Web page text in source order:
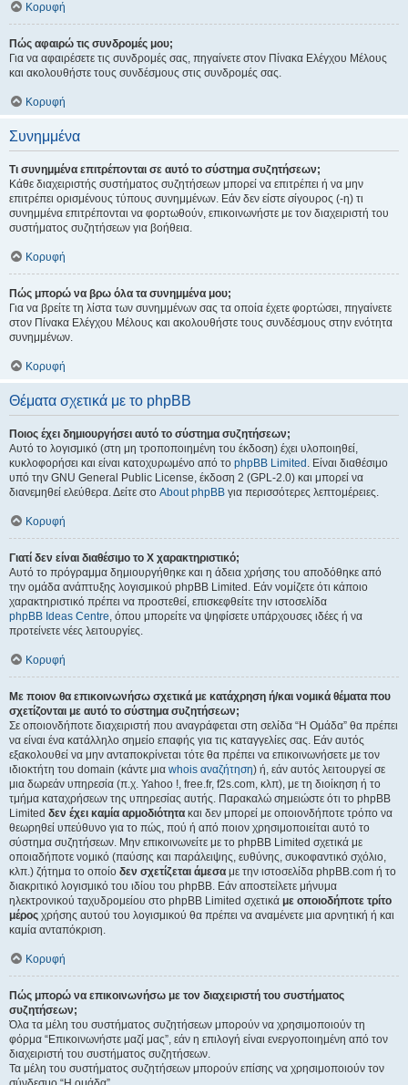
Κορυφή
Πώς αφαιρώ τις συνδρομές μου;
Για να αφαιρέσετε τις συνδρομές σας, πηγαίνετε στον Πίνακα Ελέγχου Μέλους
και ακολουθήστε τους συνδέσμους στις συνδρομές σας.
Κορυφή
Συνημμένα
Τι συνημμένα επιτρέπονται σε αυτό το σύστημα συζητήσεων;
Κάθε διαχειριστής συστήματος συζητήσεων μπορεί να επιτρέπει ή να μην
επιτρέπει ορισμένους τύπους συνημμένων. Εάν δεν είστε σίγουρος (-η) τι
συνημμένα επιτρέπονται να φορτωθούν, επικοινωνήστε με τον διαχειριστή του
συστήματος συζητήσεων για βοήθεια.
Κορυφή
Πώς μπορώ να βρω όλα τα συνημμένα μου;
Για να βρείτε τη λίστα των συνημμένων σας τα οποία έχετε φορτώσει, πηγαίνετε
στον Πίνακα Ελέγχου Μέλους και ακολουθήστε τους συνδέσμους στην ενότητα
συνημμένων.
Κορυφή
Θέματα σχετικά με το phpBB
Ποιος έχει δημιουργήσει αυτό το σύστημα συζητήσεων;
Αυτό το λογισμικό (στη μη τροποποιημένη του έκδοση) έχει υλοποιηθεί,
κυκλοφορήσει και είναι κατοχυρωμένο από το phpBB Limited . Είναι διαθέσιμο
υπό την GNU General Public License, έκδοση 2 (GPL-2.0) και μπορεί να
διανεμηθεί ελεύθερα. Δείτε στο About phpBB για περισσότερες λεπτομέρειες.
Κορυφή
Γιατί δεν είναι διαθέσιμο το Χ χαρακτηριστικό;
Αυτό το πρόγραμμα δημιουργήθηκε και η άδεια χρήσης του αποδόθηκε από
την ομάδα ανάπτυξης λογισμικού phpBB Limited. Εάν νομίζετε ότι κάποιο
χαρακτηριστικό πρέπει να προστεθεί, επισκεφθείτε την ιστοσελίδα
phpBB Ideas Centre, όπου μπορείτε να ψηφίσετε υπάρχουσες ιδέες ή να
προτείνετε νέες λειτουργίες.
Κορυφή
Με ποιον θα επικοινωνήσω σχετικά με κατάχρηση ή/και νομικά θέματα που
σχετίζονται με αυτό το σύστημα συζητήσεων;
Σε οποιονδήποτε διαχειριστή που αναγράφεται στη σελίδα “Η Ομάδα” θα πρέπει
να είναι ένα κατάλληλο σημείο επαφής για τις καταγγελίες σας. Εάν αυτός
εξακολουθεί να μην ανταποκρίνεται τότε θα πρέπει να επικοινωνήσετε με τον
ιδιοκτήτη του domain (κάντε μια whois αναζήτηση) ή, εάν αυτός λειτουργεί σε
μια δωρεάν υπηρεσία (π.χ. Yahoo !, free.fr, f2s.com, κλπ), με τη διοίκηση ή το
τμήμα καταχρήσεων της υπηρεσίας αυτής. Παρακαλώ σημειώστε ότι το phpBB
Limited δεν έχει καμία αρμοδιότητα και δεν μπορεί με οποιονδήποτε τρόπο να
θεωρηθεί υπεύθυνο για το πώς, πού ή από ποιον χρησιμοποιείται αυτό το
σύστημα συζητήσεων. Μην επικοινωνείτε με το phpBB Limited σχετικά με
οποιαδήποτε νομικό (παύσης και παράλειψης, ευθύνης, συκοφαντικό σχόλιο,
κλπ.) ζήτημα το οποίο δεν σχετίζεται άμεσα με την ιστοσελίδα phpBB.com ή το
διακριτικό λογισμικό του ιδίου του phpBB. Εάν αποστείλετε μήνυμα
ηλεκτρονικού ταχυδρομείου στο phpBB Limited σχετικά με οποιοδήποτε τρίτο
μέρος χρήσης αυτού του λογισμικού θα πρέπει να αναμένετε μια αρνητική ή και
καμία ανταπόκριση.
Κορυφή
Πώς μπορώ να επικοινωνήσω με τον διαχειριστή του συστήματος
συζητήσεων;
Όλα τα μέλη του συστήματος συζητήσεων μπορούν να χρησιμοποιούν τη
φόρμα “Επικοινωνήστε μαζί μας”, εάν η επιλογή είναι ενεργοποιημένη από τον
διαχειριστή του συστήματος συζητήσεων.
Τα μέλη του συστήματος συζητήσεων μπορούν επίσης να χρησιμοποιούν τον